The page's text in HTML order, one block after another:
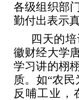
各级组织部
勤付出表示
四天的
徽财经大学
学习讲的栩
质。如“农
反哺工业，